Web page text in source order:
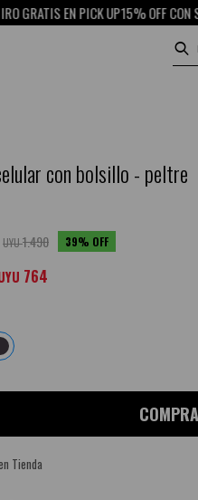
EN PICK UP15% OFF CON
con bolsillo - peltre
UYU1.490 39
764
Tienda